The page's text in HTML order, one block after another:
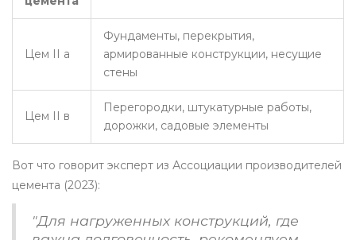
Цем II а
Фундаменты, перекрытия,
армированные конструкции, несущие
стены
Цем II в
Перегородки, штукатурные работы,
дорожки, садовые элементы
Вот что говорит эксперт из Ассоциации производителей
цемента (2023):
"Для нагруженных конструкций, где